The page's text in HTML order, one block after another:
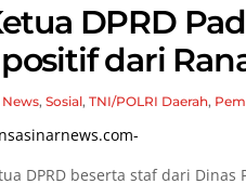
DPRD
dari
News, Sosial, TNI/POLRI Daerah,
DPRD beserta staf dari